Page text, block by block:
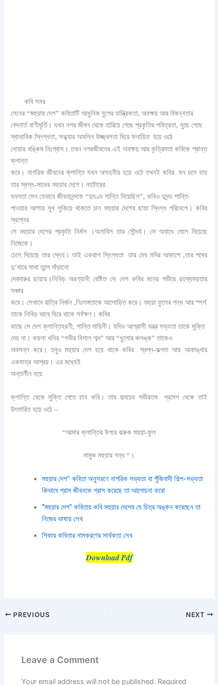
কবি সমর
সেনের “মহুয়ার দেশ” কবিতাটি আধুনিক যুগের যান্ত্রিকতা, অবক্ষয় আর বিষন্নতার
বেদনার্ত বাণীমূর্তি। যখন নগর জীবন থেকে হারিয়ে গেছে প্রকৃতির পবিত্রতা, মুছে গেছে
স্বাভাবিক স্নিগ্ধতা, সন্ধ্যার অমলিন উজ্জ্বলতা ঘিরে ফনায়িত হয়ে ওঠে
ধোয়ার বঙ্কিম নিঃশ্বাস। তখন নগরজীবনের এই অবক্ষয় আর কৃত্রিমতা কবিকে শ্রান্ত
ক্লান্ত
করে। নাগরিক জীবনের ক্লান্তি যখন অসহনীয় হয়ে ওঠে তখনই কবির মন চলে যায়
তার স্বপ্ন-সাধের মহুয়ার দেশে। নাটোরের
বনলতা সেন যেভাবে জীবনানন্দকে “দুদণ্ড শান্তি দিয়েছিল”, কবিও দুদন্ড শান্তি
পাওয়ার আশায় মুখ লুকিয়ে থাকতে চান মহুয়ার দেশের ছায়া স্নিগ্ধ পরিবেশে। কবির
স্বপ্নের
সে মহুয়ার দেশের প্রকৃতি নির্মল ।অনাবিল তার সৌন্দর্য। সে অবাধে মেলে দিয়েছে
নিজেকে।
ঢেলে দিয়েছে তার স্নেহ। তাই একরাশ স্নিগ্ধতা তার মেঘ মদির আকাশে ,তার পথের
দু’ধারে মাথা তুলে দাঁড়ানো
দেবদারুর ছায়ায়।নিবিড় অরণ্যানী বেষ্টিত সে দেশ কবির মনের গভীরে রহস্যময়তার
সঞ্চার
করে। সেখানে রাত্রি নির্জন ,নিঃসঙ্গতাকে আলোড়িত করে। মহুয়া ফুলের গন্ধ আর স্পর্শ
তাকে নিবিড় ভাবে ঘিরে থাকে সর্বক্ষণ। কবির
কাছে সে দেশ ক্লান্তিহরণী, শান্তি দায়িনী। যদিও আগ্রাসী যন্ত্র সভ্যতা তাকে মুক্তি
দেয় না। কয়লা খনির “গভীর বিশাল শব্দ” আর “ধুলোর কলঙ্ক” তাকেও
অবসন্ন করে। তবুও মহুয়ার দেশ হয়ে থাকে কবির
স্বপ্ন-কল্পনা আর আকাঙ্খার
একমাত্র আশ্রয়। এর মধ্যেই
অন্তর্লীন হয়ে
ক্লান্তি থেকে মুক্তি পেতে চান কবি। তার হৃদয়ের গভীরতম
প্রদেশ থেকে তাই
উৎসারিত হয়ে ওঠে –
“আমার ক্লান্তির উপরে ঝরুক মহুয়া-ফুল
নামুক মহুয়ার গন্ধ “।
মহুয়ার দেশ” কবিতা অনুসরণে নাগরিক সভ্যতা বা পুঁজিবাদী শিল্প-সভ্যতা
কিভাবে গ্রাম জীবনকে গ্রাস করেছে তা আলোচনা করো
“মহুয়ার দেশ” কবিতায় কবি মহুয়ার দেশের যে চিত্র অঙ্কন করেছেন তা
নিজের ভাষায় লেখ
শিকার কবিতার নামকরণের সার্থকতা লেখ
Download Pdf
PREVIOUS NEXT
Leave a Comment
Your email address will not be published. Required